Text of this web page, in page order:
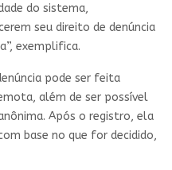
do sistema,
seu direito de denúncia
exemplifica.
pode ser feita
além de ser possível
Após o registro, ela
base no que for decidido,